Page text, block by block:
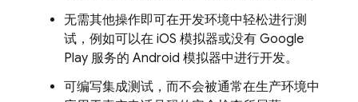
无需其他操作即可在开发环境中轻松进行测
试，例如可以在 iOS 模拟器或没有 Google
Play 服务的 Android 模拟器中进行开发。
可编写集成测试，而不会被通常在生产环境中